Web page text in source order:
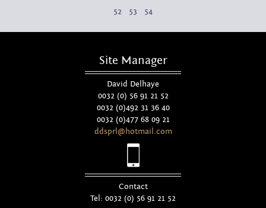
52 53 54
Site Manager
David Delhaye
0032 (0) 56 91 21 52
0032 (0)492 31 36 40
0032 (0)477 68 09 21
ddsprl@hotmail.com
Contact
Tel: 0032 (0) 56 91 21 52